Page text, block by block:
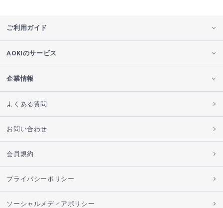
ご利用ガイド
AOKIのサービス
企業情報
よくある質問
お問い合わせ
会員規約
プライバシーポリシー
ソーシャルメディアポリシー